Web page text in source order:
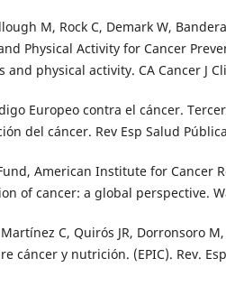
M, Rock C, Demark W,
Physical Activity for Cancer
physical activity. CA Cancer J
Europeo contra el cáncer.
del cáncer. Rev Esp Salud
American Institute for Cancer
of cancer: a global perspective.
C, Quirós JR, Dorronsoro
cáncer y nutrición. (EPIC). Rev.